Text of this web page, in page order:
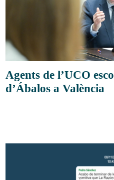
Agents de l’UCO
d’Ábalos a València